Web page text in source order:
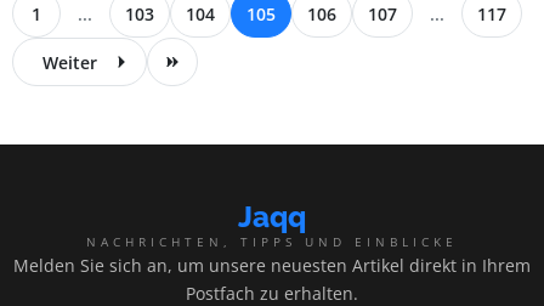
1 ... 103 104 105 106 107 ... 117
Weiter
Jaqq
NACHRICHTEN, TIPPS UND EINBLICKE
Melden Sie sich an, um unsere neuesten Artikel direkt in Ihrem
Postfach zu erhalten.